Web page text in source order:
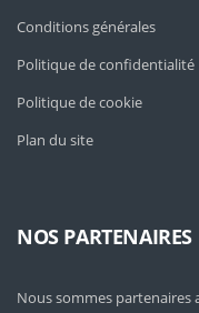
Conditions générales
Politique de confidentialité
Politique de cookie
Plan du site
NOS PARTENAIRES
Nous sommes partenaires